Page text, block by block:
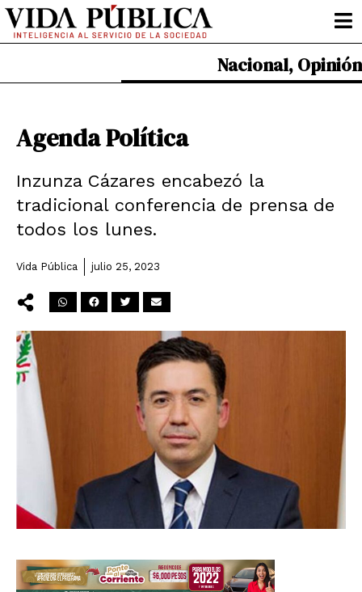
Ir
contenido
Nacional, Opinión
Agenda Política
Inzunza Cázares encabezó la
tradicional conferencia de prensa de
todos los lunes.
Vida Pública julio 25, 2023